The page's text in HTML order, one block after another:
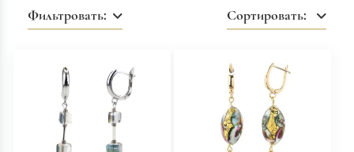
Фильтровать: Сортировать: